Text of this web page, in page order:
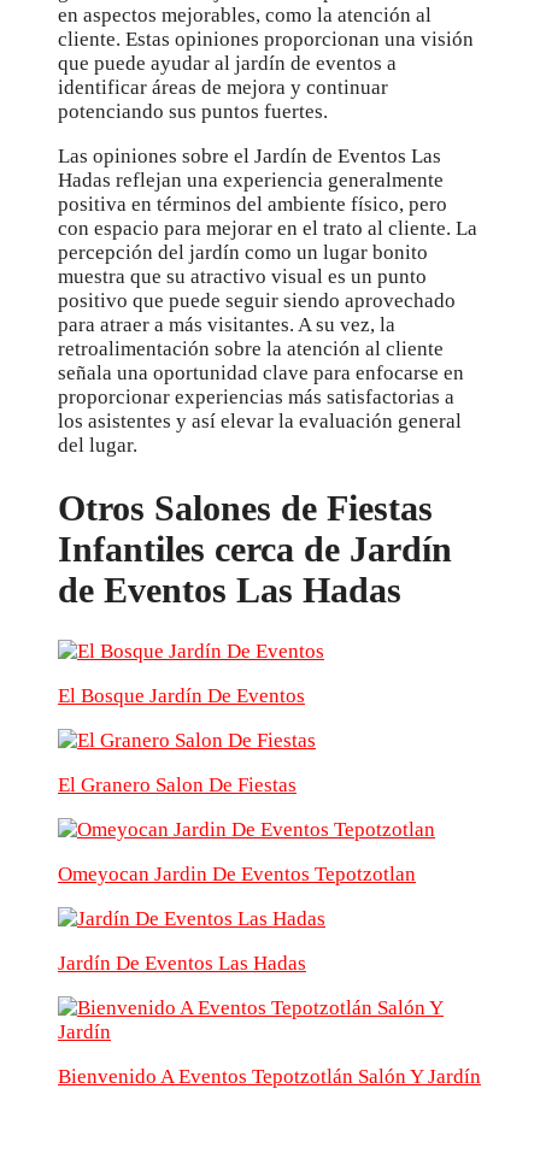
en aspectos mejorables, como la atención al
cliente. Estas opiniones proporcionan una visión
que puede ayudar al jardín de eventos a
identificar áreas de mejora y continuar
potenciando sus puntos fuertes.
Las opiniones sobre el Jardín de Eventos Las
Hadas reflejan una experiencia generalmente
positiva en términos del ambiente físico, pero
con espacio para mejorar en el trato al cliente. La
percepción del jardín como un lugar bonito
muestra que su atractivo visual es un punto
positivo que puede seguir siendo aprovechado
para atraer a más visitantes. A su vez, la
retroalimentación sobre la atención al cliente
señala una oportunidad clave para enfocarse en
proporcionar experiencias más satisfactorias a
los asistentes y así elevar la evaluación general
del lugar.
Otros Salones de Fiestas
Infantiles cerca de Jardín
de Eventos Las Hadas
El Bosque Jardín De Eventos
El Granero Salon De Fiestas
Omeyocan Jardin De Eventos Tepotzotlan
Jardín De Eventos Las Hadas
Bienvenido A Eventos Tepotzotlán Salón Y Jardín